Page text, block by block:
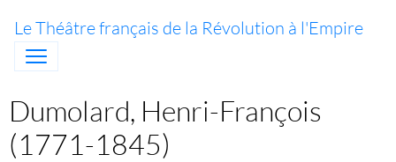
Le Théâtre français de la Révolution à l'Empire
Dumolard, Henri-François
(1771-1845)